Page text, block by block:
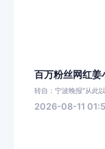
百万粉丝网红姜
转自：宁波晚报“从此
2026-08-11